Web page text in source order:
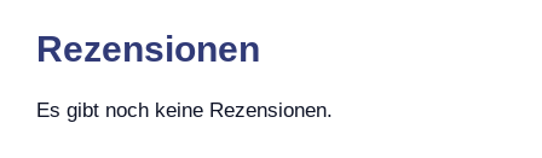
Rezensionen
Es gibt noch keine Rezensionen.